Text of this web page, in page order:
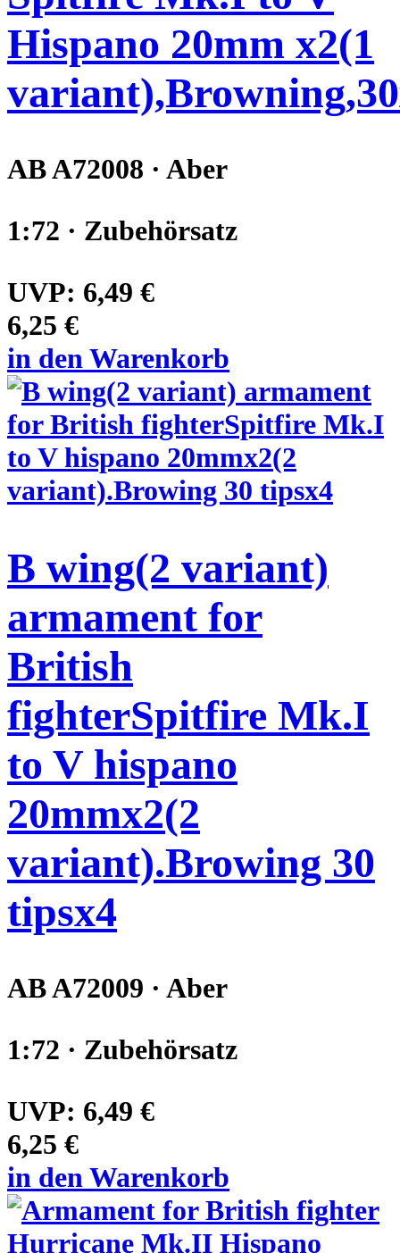
Hispano 20mm x2(1
AB A72008 · Aber
1:72 · Zubehörsatz
UVP: 6,49 €
6,25 €
in den Warenkorb
B wing(2 variant)
armament for
British
fighterSpitfire Mk.I
to V hispano
20mmx2(2
variant).Browing 30
tipsx4
AB A72009 · Aber
1:72 · Zubehörsatz
UVP: 6,49 €
6,25 €
in den Warenkorb